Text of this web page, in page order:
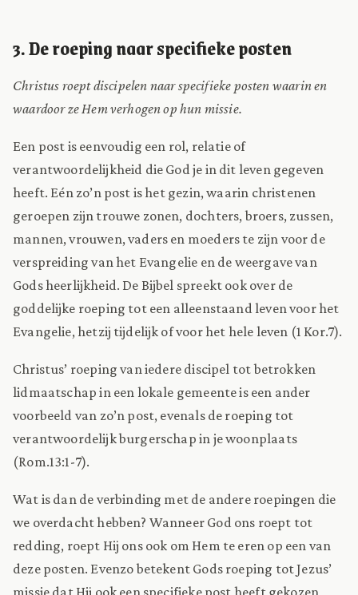
3. De roeping naar specifieke posten
Christus roept discipelen naar specifieke posten waarin en
waardoor ze Hem verhogen op hun missie.
Een post is eenvoudig een rol, relatie of
verantwoordelijkheid die God je in dit leven gegeven
heeft. Eén zo’n post is het gezin, waarin christenen
geroepen zijn trouwe zonen, dochters, broers, zussen,
mannen, vrouwen, vaders en moeders te zijn voor de
verspreiding van het Evangelie en de weergave van
Gods heerlijkheid. De Bijbel spreekt ook over de
goddelijke roeping tot een alleenstaand leven voor het
Evangelie, hetzij tijdelijk of voor het hele leven (1 Kor.7).
Christus’ roeping van iedere discipel tot betrokken
lidmaatschap in een lokale gemeente is een ander
voorbeeld van zo’n post, evenals de roeping tot
verantwoordelijk burgerschap in je woonplaats
(Rom.13:1-7).
Wat is dan de verbinding met de andere roepingen die
we overdacht hebben? Wanneer God ons roept tot
redding, roept Hij ons ook om Hem te eren op een van
deze posten. Evenzo betekent Gods roeping tot Jezus’
missie dat Hij ook een specifieke post heeft gekozen